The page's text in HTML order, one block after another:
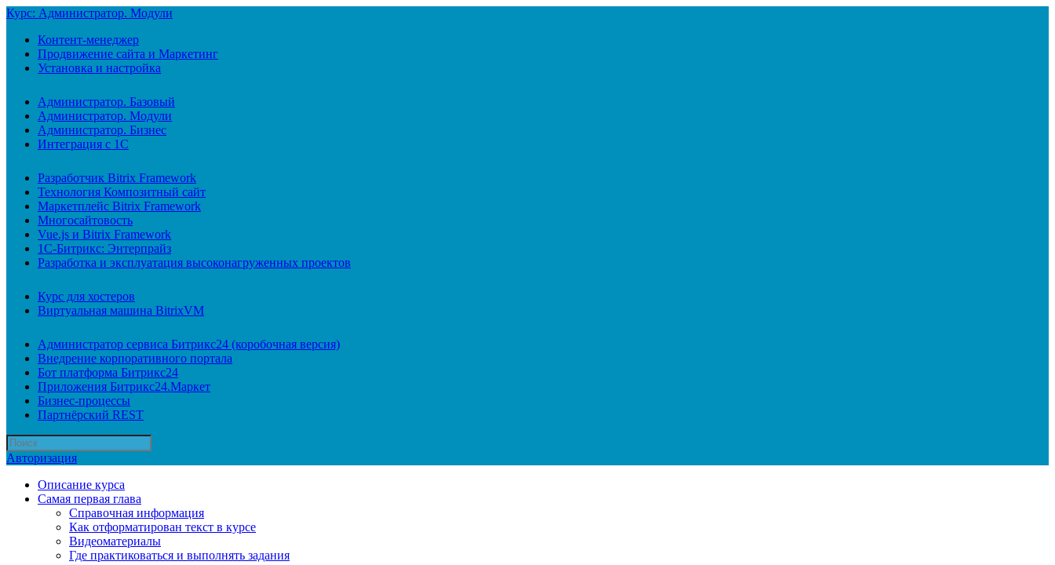
Курс: Администратор. Модули
Контент-менеджер
Продвижение сайта и Маркетинг
Установка и настройка
Администратор. Базовый
Администратор. Модули
Администратор. Бизнес
Интеграция с 1С
Разработчик Bitrix Framework
Технология Композитный сайт
Маркетплейс Bitrix Framework
Многосайтовость
Vue.js и Bitrix Framework
1С-Битрикс: Энтерпрайз
Разработка и эксплуатация высоконагруженных проектов
Курс для хостеров
Виртуальная машина BitrixVM
Администратор сервиса Битрикс24 (коробочная версия)
Внедрение корпоративного портала
Бот платформа Битрикс24
Приложения Битрикс24.Маркет
Бизнес-процессы
Партнёрский REST
Авторизация
Описание курса
Самая первая глава
Справочная информация
Как отформатирован текст в курсе
Видеоматериалы
Где практиковаться и выполнять задания